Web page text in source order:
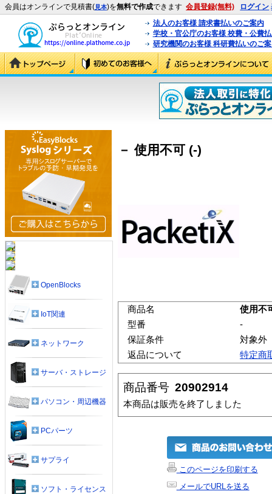
会員はオンラインで見積書(見本)を無料で作成できます 会員登録(無料) ログイン
法人のお客様 請求書払いのご案内
学校・官公庁のお客様 校費・公費
研究機関のお客様 科研費払いのご
－ 使用不可 (-)
商品名
使用不
型番
-
保証条件
対象外
返品について
特定商
商品番号 20902914
本商品は販売を終了しました
このページを印刷する
メールでURLを送る
OpenBlocks
IoT関連
ネットワーク
サーバ・ストレージ
パソコン・周辺機器
PCパーツ
サプライ
ソフト・ライセンス